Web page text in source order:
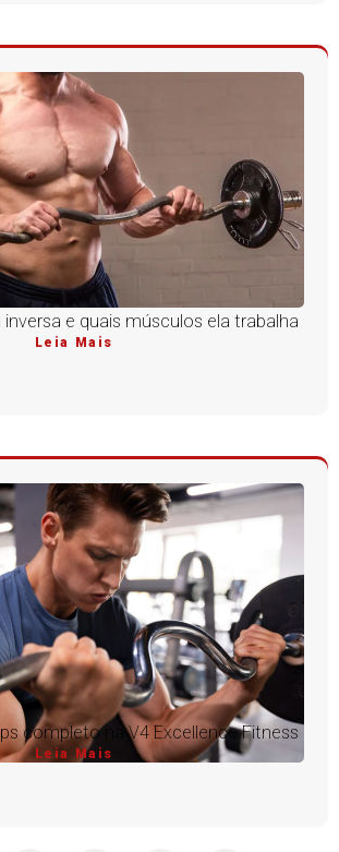
inversa e quais músculos ela trabalha
Leia Mais
completo na V4 Excellence Fitness
Leia Mais